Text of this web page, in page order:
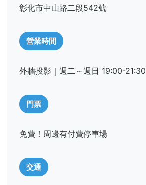
彰化市中山路二段542號
營業時間
外牆投影｜週二～週日 19:00-21:30
門票
免費！周邊有付費停車場
交通